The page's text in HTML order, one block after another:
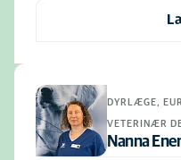
DYRLÆGE,
VETERINÆR
Nanna